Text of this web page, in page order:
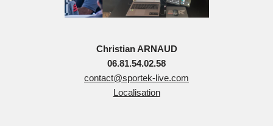
Christian ARNAUD
06.81.54.02.58
contact@sportek-live.com
Localisation